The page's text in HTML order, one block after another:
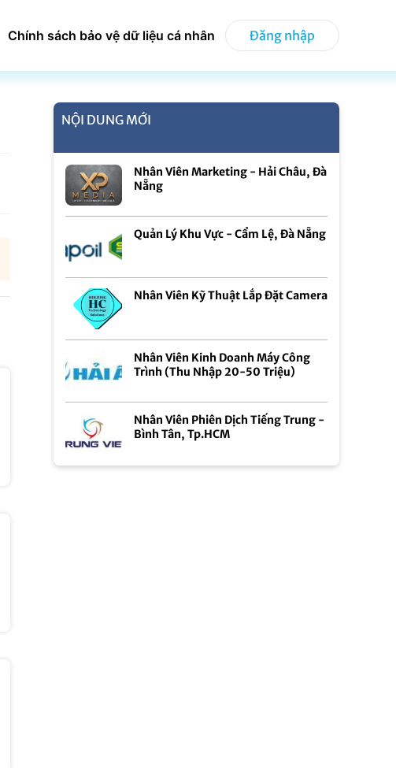
Chính sách bảo vệ dữ liệu cá nhân Đăng nhập
NỘI DUNG MỚI
Nhân Viên Marketing - Hải Châu, Đà
Nẵng
Quản Lý Khu Vực - Cẩm Lệ, Đà Nẵng
Nhân Viên Kỹ Thuật Lắp Đặt Camera
Nhân Viên Kinh Doanh Máy Công
Trình (Thu Nhập 20-50 Triệu)
Nhân Viên Phiên Dịch Tiếng Trung -
Bình Tân, Tp.HCM